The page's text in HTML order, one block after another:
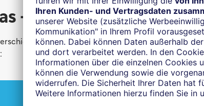
– und was kostet es
Bereiche, in denen Sie den